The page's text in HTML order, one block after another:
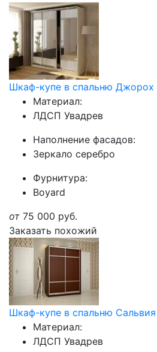
Шкаф-купе в спальню Джорох
Материал:
ЛДСП Увадрев
Наполнение фасадов:
Зеркало серебро
Фурнитура:
Boyard
от 75 000 руб.
Заказать похожий
Шкаф-купе в спальню Сальвия
Материал:
ЛДСП Увадрев